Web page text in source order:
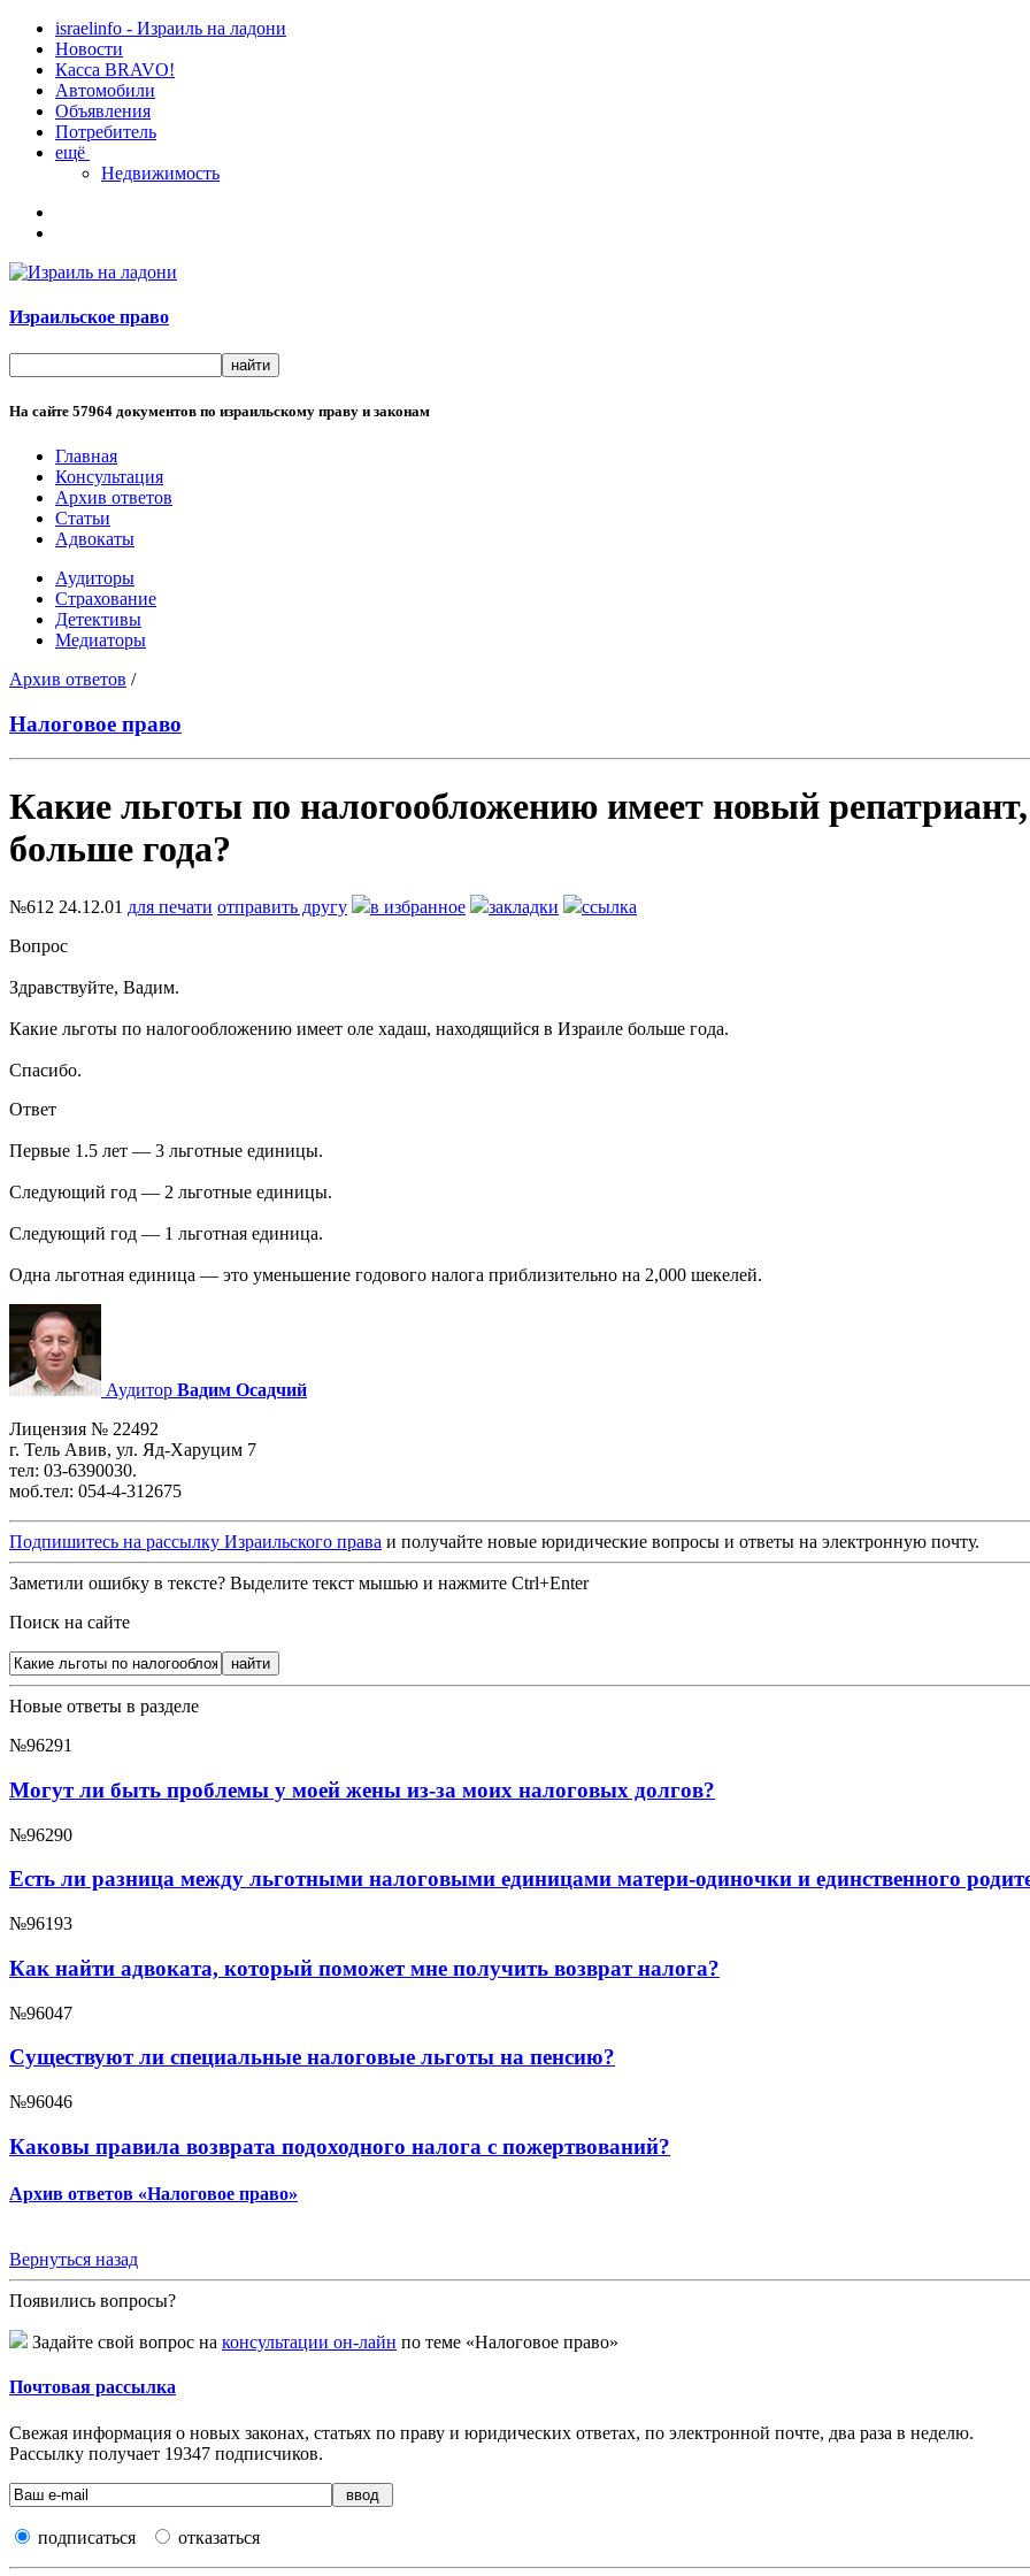
israelinfo - Израиль на ладони
Новости
Касса BRAVO!
Автомобили
Объявления
Потребитель
ещё
Недвижимость
Израильское право
На сайте 57964 документов по израильскому праву и законам
Главная
Консультация
Архив ответов
Статьи
Адвокаты
Аудиторы
Страхование
Детективы
Медиаторы
Архив ответов /
Налоговое право
Какие льготы по налогообложению имеет новый
больше года?
№612 24.12.01 для печати отправить другу в избранное закладки
ссылка
Вопрос
Здравствуйте, Вадим.
Какие льготы по налогообложению имеет оле хадаш, находящийся в Израиле больше года.
Спасибо.
Ответ
Первые 1.5 лет — 3 льготные единицы.
Следующий год — 2 льготные единицы.
Следующий год — 1 льготная единица.
Одна льготная единица — это уменьшение годового налога приблизительно на 2,000 шекелей.
Аудитор Вадим Осадчий
Лицензия № 22492
г. Тель Авив, ул. Яд-Харуцим 7
тел: 03-6390030.
моб.тел: 054-4-312675
Подпишитесь на рассылку Израильского права и получайте новые юридические вопросы и ответы на электронную почту.
Заметили ошибку в тексте? Выделите текст мышью и нажмите Ctrl+Enter
Поиск на сайте
Новые ответы в разделе
№96291
Могут ли быть проблемы у моей жены из-за моих налоговых долгов?
№96290
Есть ли разница между льготными налоговыми единицами матери-одиночки и единственного
№96193
Как найти адвоката, который поможет мне получить возврат налога?
№96047
Существуют ли специальные налоговые льготы на пенсию?
№96046
Каковы правила возврата подоходного налога с пожертвований?
Архив ответов «Налоговое право»
Вернуться назад
Появились вопросы?
Задайте свой вопрос на консультации он-лайн по теме «Налоговое право»
Почтовая рассылка
Свежая информация о новых законах, статьях по праву и юридических ответах, по электронной почте, два раза в неделю.
Рассылку получает 19347 подписчиков.
подписаться отказаться